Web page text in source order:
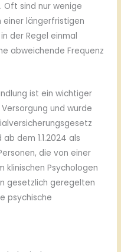
Oft sind nur wenige
einer längerfristigen
der Regel einmal
abweichende Frequenz
ist ein wichtiger
und wurde
dem 1.1.2024 als
die von einer
klinischen Psychologen
gesetzlich geregelten
psychische